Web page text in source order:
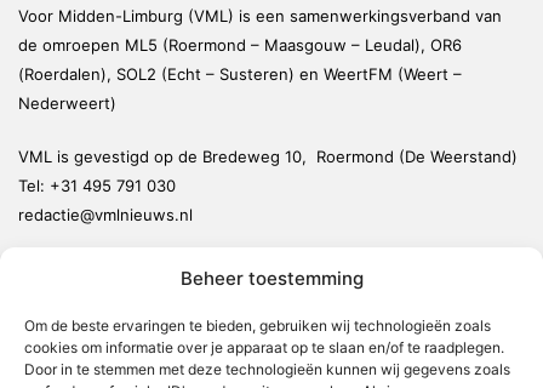
Beheer toestemming
Om de beste ervaringen te bieden, gebruiken wij technologieën zoals
cookies om informatie over je apparaat op te slaan en/of te raadplegen.
Door in te stemmen met deze technologieën kunnen wij gegevens zoals
Voor Midden-Limburg (VML) is een samenwerkingsverband van
de omroepen ML5 (Roermond – Maasgouw – Leudal), OR6
(Roerdalen), SOL2 (Echt – Susteren) en WeertFM (Weert –
Nederweert)
VML is gevestigd op de Bredeweg 10, Roermond (De Weerstand)
Tel: +31 495 791 030
redactie@vmlnieuws.nl
Leudal